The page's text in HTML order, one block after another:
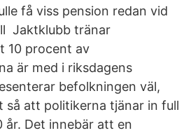
få viss pension redan vid
Jaktklubb tränar
10 procent av
är med i riksdagens
befolkningen väl,
så att politikerna tjänar in full
år. Det innebär att en